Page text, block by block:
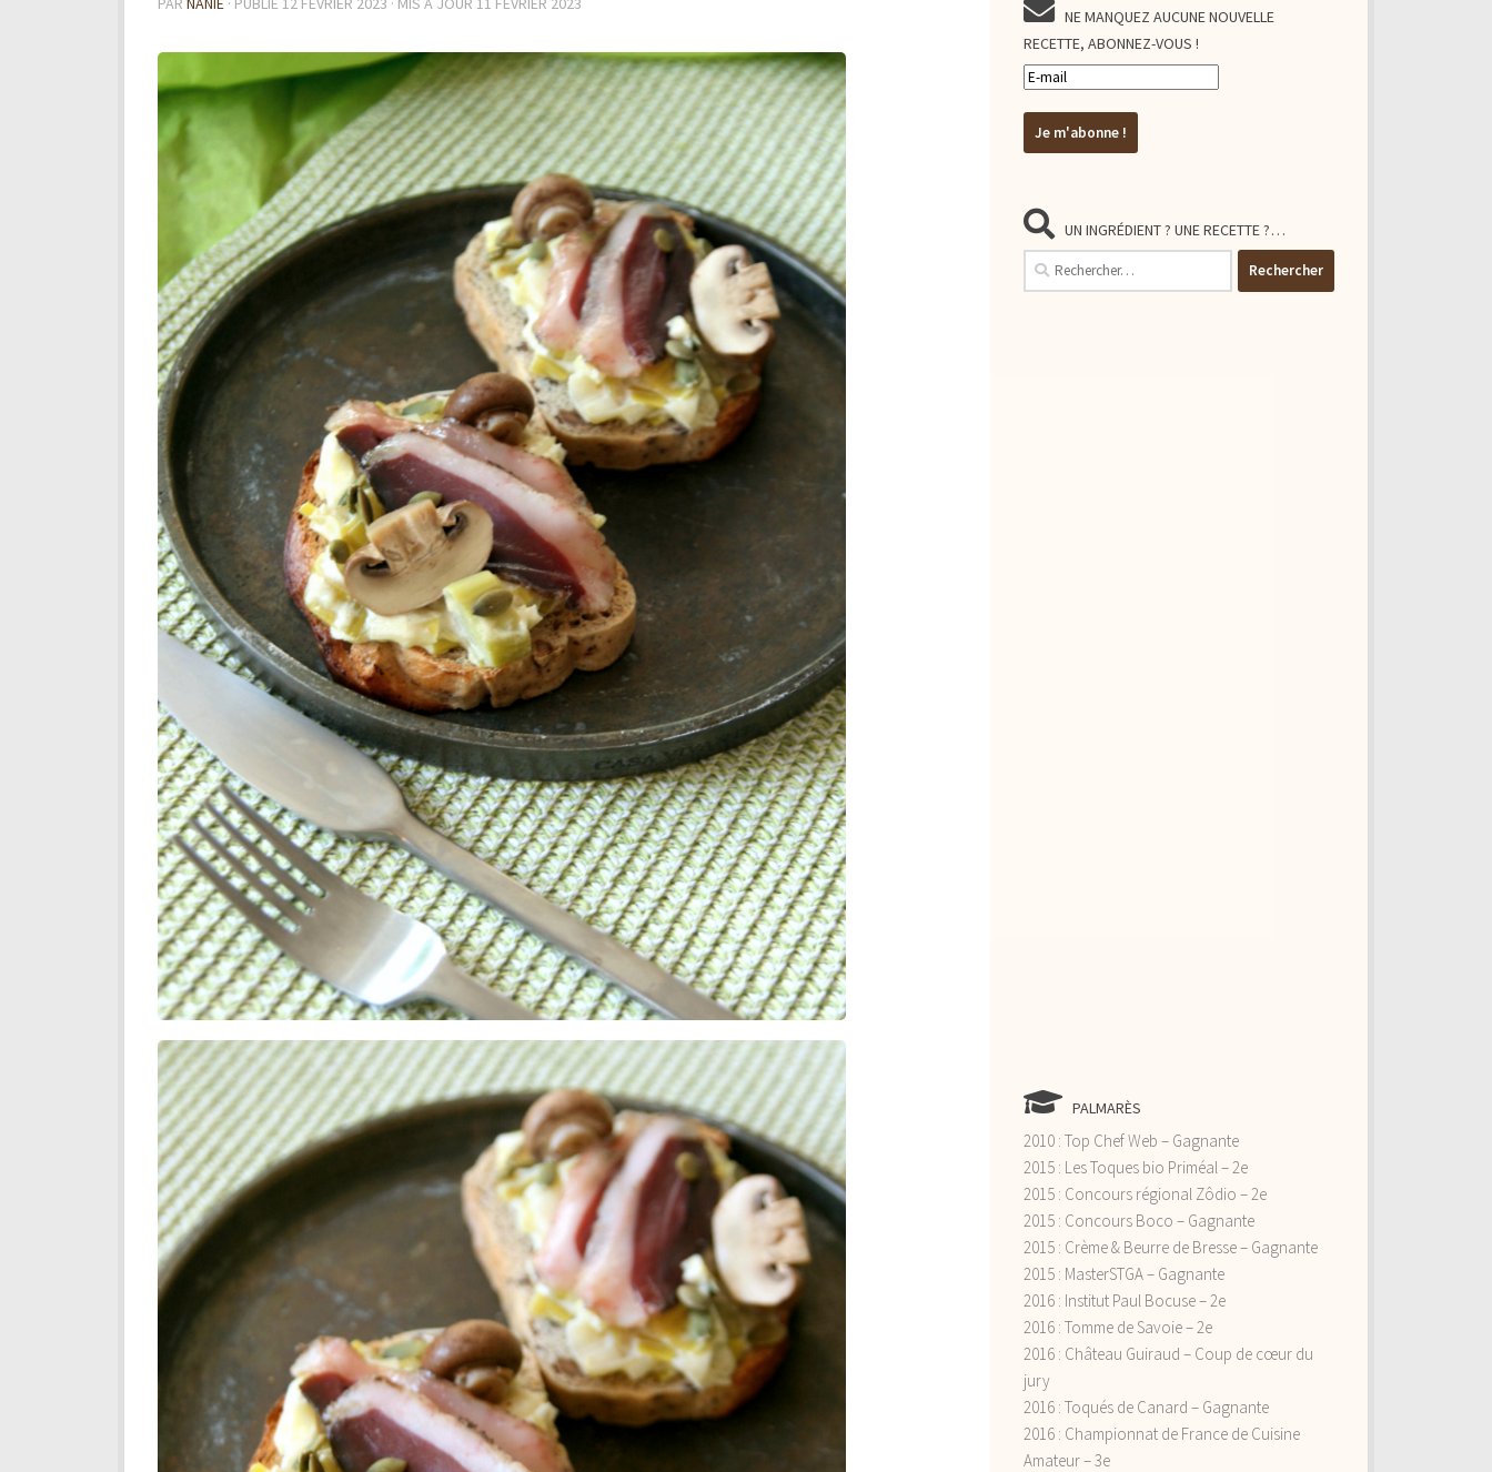
NE MANQUEZ AUCUNE NOUVELLE
RECETTE, ABONNEZ-VOUS !
UN INGRÉDIENT ? UNE RECETTE ?…
Rechercher :
PALMARÈS
2010 : Top Chef Web – Gagnante
2015 : Les Toques bio Priméal – 2e
2015 : Concours régional Zôdio – 2e
2015 : Concours Boco – Gagnante
2015 : Crème & Beurre de Bresse – Gagnante
2015 : MasterSTGA – Gagnante
2016 : Institut Paul Bocuse – 2e
2016 : Tomme de Savoie – 2e
2016 : Château Guiraud – Coup de cœur du
jury
2016 : Toqués de Canard – Gagnante
2016 : Championnat de France de Cuisine
Amateur – 3e